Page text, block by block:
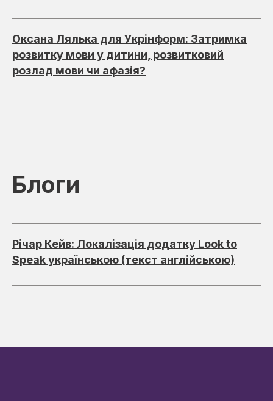
Оксана Лялька для Укрінформ: Затримка
розвитку мови у дитини, розвитковий
розлад мови чи афазія?
Блоги
Річар Кейв: Локалізація додатку Look to
Speak українською (текст англійською)